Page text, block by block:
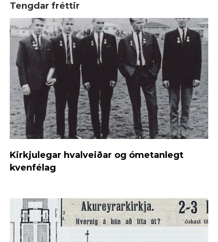
Tengdar fréttir
Kirkjulegar hvalveiðar og ómetanlegt
kvenfélag